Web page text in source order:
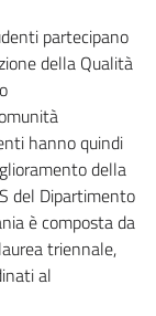
partecipano
della Qualità
hanno quindi
della
del Dipartimento
è composta da
triennale,
al